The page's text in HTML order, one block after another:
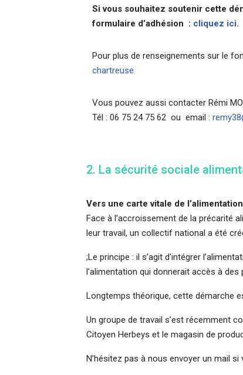
Si vous souhaitez soutenir cette
formulaire d’adhésion : cliquez ici.
Pour plus de renseignements sur le
chartreuse
Vous pouvez aussi contacter Rémi
Tél : 06 75 24 75 62 ou email :
2. La sécurité sociale
Vers une carte vitale de
Face à l’accroissement de la précarité
leur travail, un collectif national a été
;Le principe : il s’agit d’intégrer
l’alimentation qui donnerait accès à
Longtemps théorique, cette démarche
Un groupe de travail s’est récemment
Citoyen Herbeys et le magasin de
N’hésitez pas à nous envoyer un mail